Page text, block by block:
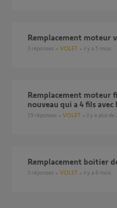
Remplacement
3 réponses VOLET il y a 5 mois
Remplacement moteur filaire, comment connecter le
nouveau qui a 4 fils avec
19 réponses VOLET il y a plus de
Remplacement boitier
3 réponses VOLET il y a 8 mois